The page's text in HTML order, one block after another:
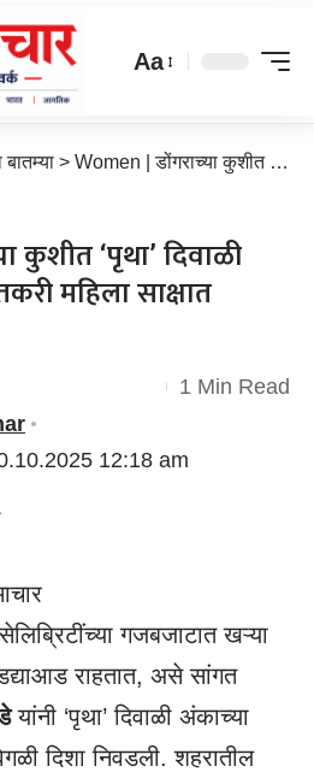
Aa
बातम्या > Women | डोंगराच्या कुशीत ‘पृथा’ दिवाळी अंकाचे प्रकाशन; शेतकरी महिला साक्षात सेलिब्रिटी
कुशीत ‘पृथा’ दिवाळी
महिला साक्षात
12:18 am
1 Min Read
गजबजाटात खऱ्या
राहतात, असे सांगत
यांनी ‘पृथा’ दिवाळी अंकाच्या
दिशा निवडली. शहरातील